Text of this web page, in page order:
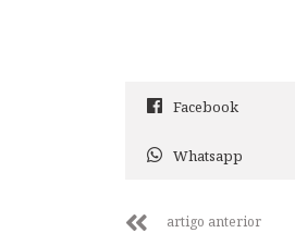
Facebook
Whatsapp
artigo anterior